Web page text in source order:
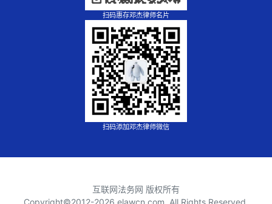
扫码惠存邓杰律师名片
扫码添加邓杰律师微信
互联网法务网 版权所有
Copyright©2012-2026 elawcn.com, All Rights Reserved.